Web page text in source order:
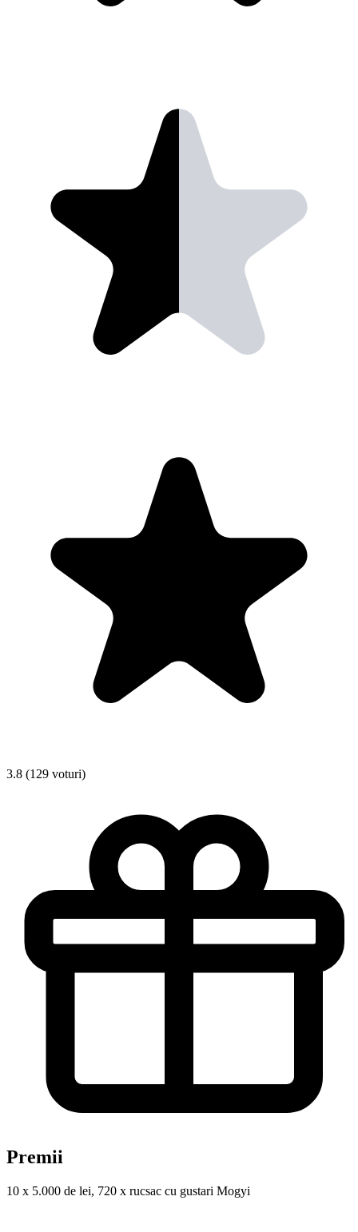
3.8 (129 voturi)
Premii
10 x 5.000 de lei, 720 x rucsac cu gustari Mogyi